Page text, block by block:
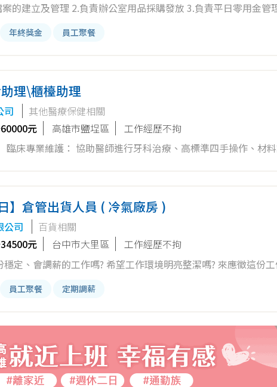
3.負責平日零用金管理 4.維護辦公室環境與設備之整潔 (視各公
且對於不足的貨品申請
檢查 ※ 完整的教育訓練
年終獎金 員工聚餐
理\櫃檯助理
司
其他醫療保健相關
元
高雄市鹽埕區
工作經歷不拘
專業維護： 協助醫師進行牙科治療、高標準四手操作、材料調配。 感控消毒管理： 醫療
好溝通能力與高度團隊互助精神。 加分條件： 具備 2 年以上牙科工作經驗者，優先安排面試。
先面談（薪資另有專業證照加給）。 （無經驗但肯吃苦、願意從零學習者，我們也十分歡迎！）
質獎勵： 【團體績效獎金】營運成果大方共享 【個人業績獎金】付出與收穫成正比
的工作氛圍： 同事友善、醫師好相處，團隊互助不藏私，工作氣氛融洽。 完
提供按部就班的員工教育訓練，專人帶領、有人可求助，讓新人不焦慮
一至星期五（週休二日，週末好好休息） 診時分佈： 早診：08：30 ~ 12：00 午診：13：50 ~
】倉管出貨人員 ( 冷氣廠房 )
公司
百貨相關
元
台中市大里區
工作經歷不拘
會調薪的工作嗎? 希望工作環境明亮整潔嗎? 來應徵這份工作吧! 工作內容: 1.每日出貨與商品
位。 3.倉儲空間管理與商品庫存盤點。 4.進出貨key單與物流列
初會以包裝出貨同步瞭解產品， 待進入狀況後，逐步學習系統與
員工聚餐 定期調薪